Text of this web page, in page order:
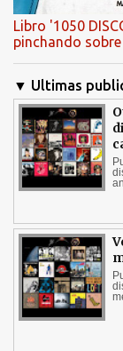
Libro '1050
pinchando
▼ Ultimas